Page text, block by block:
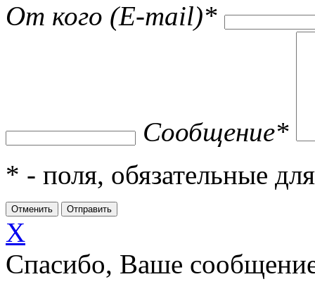
От кого (E-mail)*
Сообщение*
* - поля, обязательные
X
Спасибо, Ваше